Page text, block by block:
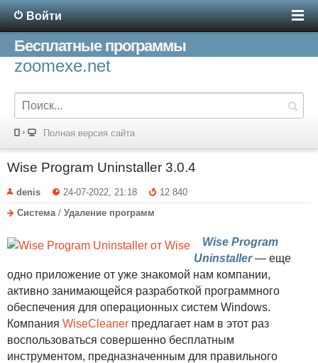
Войти
Бесплатные программы
zoomexe.net
Полная версия сайта
Wise Program Uninstaller 3.0.4
denis 24-07-2022, 21:18
12 840
Система / Удаление программ
Wise Program
Uninstaller— еще
одно приложение от уже знакомой нам компании,
активно занимающейся разработкой программного
обеспечения для операционных систем Windows.
Компания WiseCleaner предлагает нам в этот раз
воспользоваться совершенно бесплатным
инструментом, предназначенным для правильного